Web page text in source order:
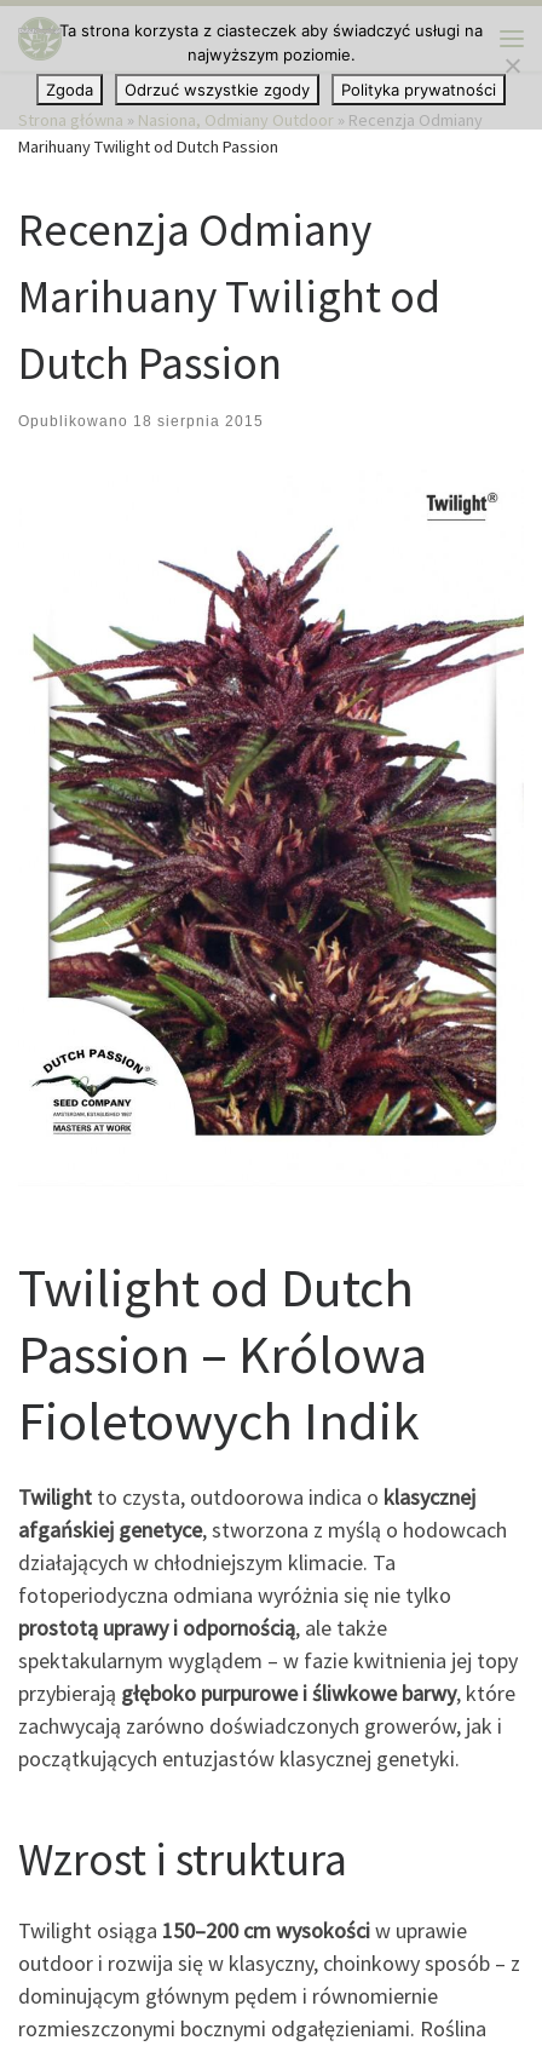
Przejdź do treści
Strona główna » Nasiona, Odmiany Outdoor » Recenzja Odmiany
Marihuany Twilight od Dutch Passion
Recenzja Odmiany
Marihuany Twilight od
Dutch Passion
Opublikowano 18 sierpnia 2015
Twilight od Dutch
Passion – Królowa
Fioletowych Indik
Twilight to czysta, outdoorowa indica o klasycznej
afgańskiej genetyce, stworzona z myślą o hodowcach
działających w chłodniejszym klimacie. Ta
fotoperiodyczna odmiana wyróżnia się nie tylko
prostotą uprawy i odpornością, ale także
spektakularnym wyglądem – w fazie kwitnienia jej topy
przybierają głęboko purpurowe i śliwkowe barwy, które
zachwycają zarówno doświadczonych growerów, jak i
początkujących entuzjastów klasycznej genetyki.
Wzrost i struktura
Twilight osiąga 150–200 cm wysokościw uprawie
outdoor i rozwija się w klasyczny, choinkowy sposób – z
dominującym głównym pędem i równomiernie
rozmieszczonymi bocznymi odgałęzieniami. Roślina
Ta strona korzysta z ciasteczek aby świadczyć usługi na
najwyższym poziomie.
Zgoda
Odrzuć wszystkie zgody Polityka prywatności